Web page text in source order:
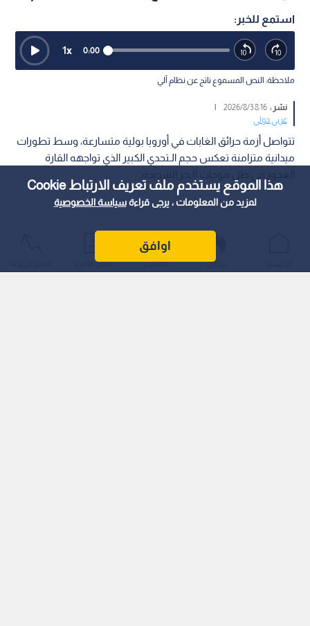
هذا الموقع يستخدم ملف تعريف الارتباط Cookie
لمزيد من المعلومات ، يرجى قراءةسياسة الخصوصية
اوافق
استمع للخبر:
0:00
1x
ملاحظة: النص المسموع ناتج عن نظام آلي
نشر :8:16 2026/8/3
|
عربي دولي
تتواصل أزمة حرائق الغابات في أوروبا بولية متسارعة، وسط تطورات
ميدانية متزامنة تعكس حجم الـتحدي الكبير الذي تواجهه القارة
عواجل المباشر أحدث الأخبار